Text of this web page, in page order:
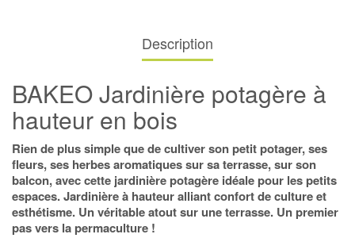
Description
BAKEO Jardinière potagère à
hauteur en bois
Rien de plus simple que de cultiver son petit potager, ses
fleurs, ses herbes aromatiques sur sa terrasse, sur son
balcon, avec cette jardinière potagère idéale pour les petits
espaces. Jardinière à hauteur alliant confort de culture et
esthétisme. Un véritable atout sur une terrasse. Un premier
pas vers la permaculture !